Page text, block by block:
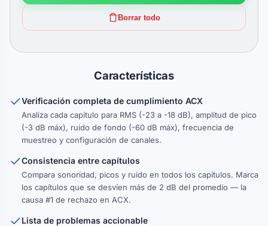
Borrar todo
Características
Verificación completa de cumplimiento ACX
Analiza cada capítulo para RMS (-23 a -18 dB), amplitud de pico
(-3 dB máx), ruido de fondo (-60 dB máx), frecuencia de
muestreo y configuración de canales.
Consistencia entre capítulos
Compara sonoridad, picos y ruido en todos los capítulos. Marca
los capítulos que se desvíen más de 2 dB del promedio — la
causa #1 de rechazo en ACX.
Lista de problemas accionable